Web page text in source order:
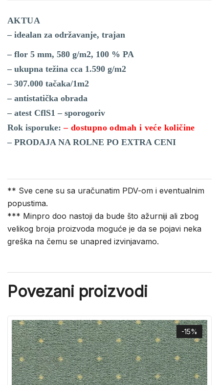
AKTUA
– idealan za održavanje, trajan
– flor 5 mm, 580 g/m2, 100 % PA
– ukupna težina cca 1.590 g/m2
– 307.000 tačaka/1m2
– antistatička obrada
– atest CflS1 – sporogoriv
Rok isporuke:– dostupno odmah i veće količine
– PRODAJA NA ROLNE PO EXTRA CENI
** Sve cene su sa uračunatim PDV-om i eventualnim
popustima.
*** Minpro doo nastoji da bude što ažurniji ali zbog
velikog broja proizvoda moguće je da se pojavi neka
greška na čemu se unapred izvinjavamo.
Povezani proizvodi
-15%